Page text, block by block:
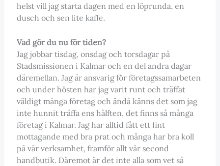
helst vill jag starta dagen med en löprunda, en
dusch och sen lite kaffe.
Vad gör du nu för tiden?
Jag jobbar tisdag, onsdag och torsdagar på
Stadsmissionen i Kalmar och en del andra dagar
däremellan. Jag är ansvarig för företagssamarbeten
och under hösten har jag varit runt och träffat
väldigt många företag och ändå känns det som jag
inte hunnit träffa ens hälften, det finns så många
företag i Kalmar. Jag har alltid fått ett fint
mottagande med bra prat och många har bra koll
på vår verksamhet, framför allt vår second
handbutik. Däremot är det inte alla som vet så